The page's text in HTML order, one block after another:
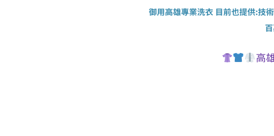
御用高雄專業洗衣 目前也提供:技
高